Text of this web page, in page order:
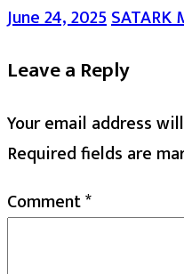
June 24, 2025SATARK
Leave a Reply
Your email address
Required fields are
Comment*